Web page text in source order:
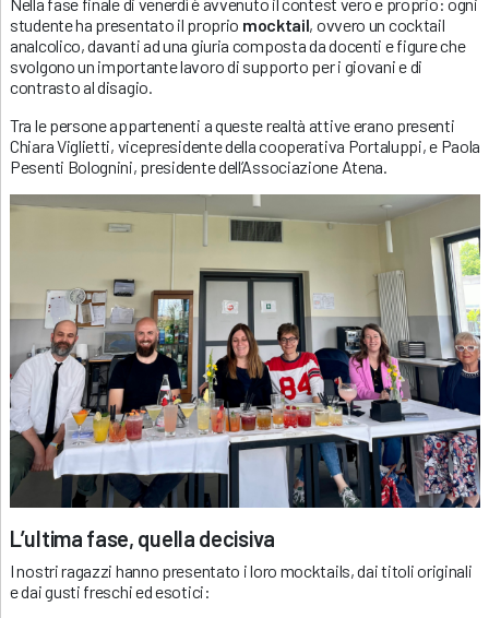
studente ha presentato il proprio mocktail, ovvero un cocktail
analcolico, davanti ad una giuria composta da docenti e figure che
svolgono un importante lavoro di supporto per i giovani e di
contrasto al disagio.
Tra le persone appartenenti a queste realtà attive erano presenti
Chiara Viglietti, vicepresidente della cooperativa Portaluppi, e Paola
Pesenti Bolognini, presidente dell’Associazione Atena.
L’ultima fase, quella decisiva
I nostri ragazzi hanno presentato i loro mocktails, dai titoli originali
e dai gusti freschi ed esotici: